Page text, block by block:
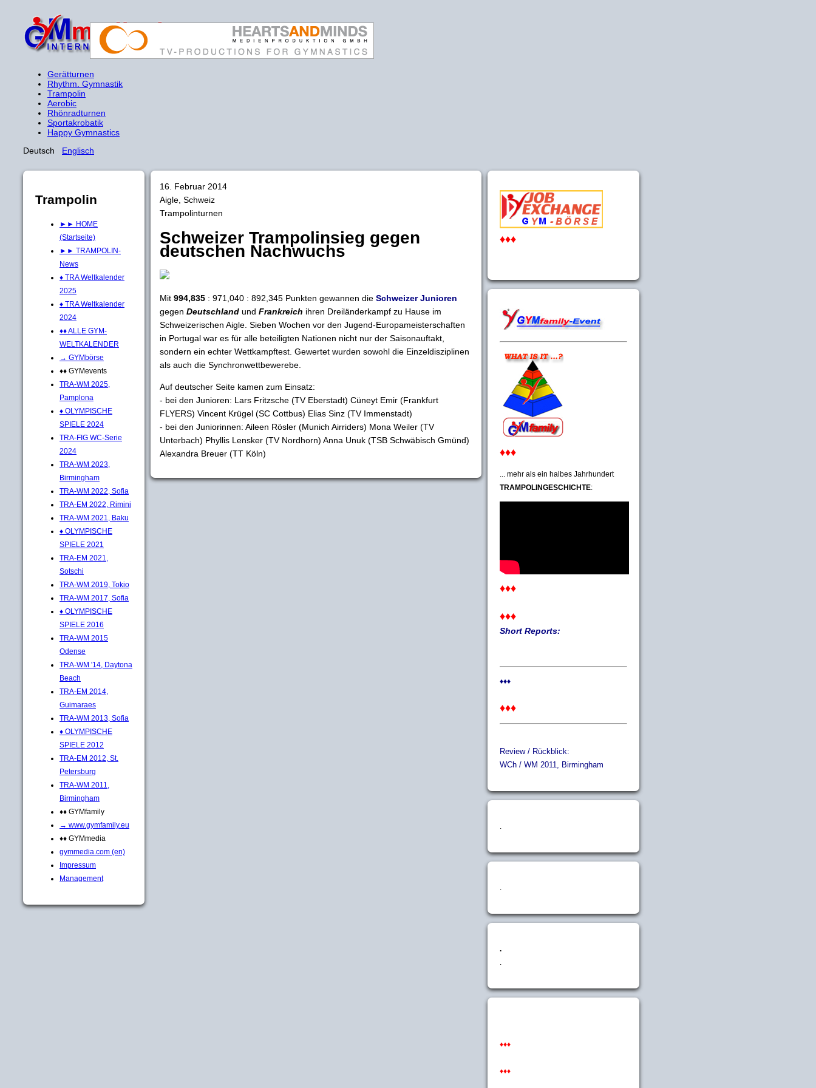
Gerätturnen
Rhythm. Gymnastik
Trampolin
Aerobic
Rhönradturnen
Sportakrobatik
Happy Gymnastics
Deutsch Englisch
Trampolin
►► HOME
(Startseite)
►► TRAMPOLIN-
News
♦ TRA Weltkalender
2025
♦ TRA Weltkalender
2024
♦♦ ALLE GYM-
WELTKALENDER
→ GYMbörse
♦♦ GYMevents
TRA-WM 2025,
Pamplona
♦ OLYMPISCHE
SPIELE 2024
TRA-FIG WC-Serie
2024
TRA-WM 2023,
Birmingham
TRA-WM 2022, Sofia
TRA-EM 2022, Rimini
TRA-WM 2021, Baku
♦ OLYMPISCHE
SPIELE 2021
TRA-EM 2021,
Sotschi
TRA-WM 2019, Tokio
TRA-WM 2017, Sofia
♦ OLYMPISCHE
SPIELE 2016
TRA-WM 2015
Odense
TRA-WM '14, Daytona
Beach
TRA-EM 2014,
Guimaraes
TRA-WM 2013, Sofia
♦ OLYMPISCHE
SPIELE 2012
TRA-EM 2012, St.
Petersburg
TRA-WM 2011,
Birmingham
♦♦ GYMfamily
→ www.gymfamily.eu
♦♦ GYMmedia
gymmedia.com (en)
Impressum
Management
16. Februar 2014
Aigle, Schweiz
Trampolinturnen
Schweizer Trampolinsieg gegen
deutschen Nachwuchs
Mit 994,835 : 971,040 : 892,345 Punkten gewannen die Schweizer Junioren
gegen Deutschland und Frankreich ihren Dreiländerkampf zu Hause im
Schweizerischen Aigle. Sieben Wochen vor den Jugend-Europameisterschaften
in Portugal war es für alle beteiligten Nationen nicht nur der Saisonauftakt,
sondern ein echter Wettkampftest. Gewertet wurden sowohl die Einzeldisziplinen
als auch die Synchronwettbewerebe.
Auf deutscher Seite kamen zum Einsatz:
- bei den Junioren: Lars Fritzsche (TV Eberstadt) Cüneyt Emir (Frankfurt
FLYERS) Vincent Krügel (SC Cottbus) Elias Sinz (TV Immenstadt)
- bei den Juniorinnen: Aileen Rösler (Munich Airriders) Mona Weiler (TV
Unterbach) Phyllis Lensker (TV Nordhorn) Anna Unuk (TSB Schwäbisch Gmünd)
Alexandra Breuer (TT Köln)
♦♦♦
♦♦♦
... mehr als ein halbes Jahrhundert
TRAMPOLINGESCHICHTE:
♦♦♦
♦♦♦
Short Reports:
♦♦♦
♦♦♦
Review / Rückblick:
WCh / WM 2011, Birmingham
.
.
.
.
♦♦♦
♦♦♦